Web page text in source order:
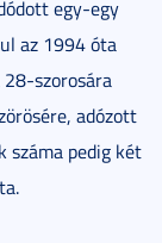
egy-egy
az 1994 óta
szorosára
adózott
száma pedig két